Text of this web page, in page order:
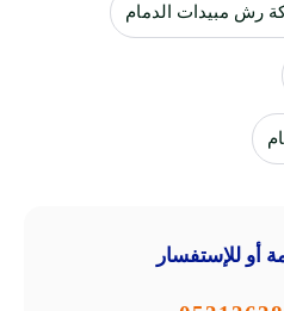
رش مبيدات الدمام
أو للإستفسار